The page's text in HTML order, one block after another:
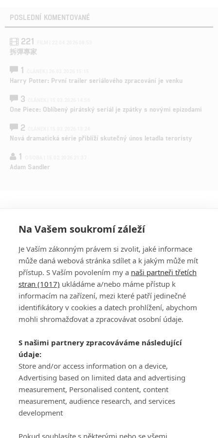
POSLEDNÍ KOMENTOVANÉ
221
拆彈專家
1
Harry Potter: První trailer seriálového zpracování je venku
3
One Piece: Oblíbený pirátský seriál je zpátky s novými epizodami
2
Nová dramatická série přiblíží skutečný únos letadla teroristy
1
Adam Sandler
PŘIHLÁSIT
REGISTROVAT
DISKUZE
Šéfredaktorkou webu jePetr Slavík, e-mailserialy@fandimefilmu.cz
Máte-li zájem o inzerci na našem webu napište nám na e-mail
studio@koncal.com
Ochrana osobních údajů|Zásady používání cookies|Pravidla webu
Upravit nastavení soukromí
Na Vašem soukromí záleží
Je Vaším zákonným právem si zvolit, jaké informace
může daná webová stránka sdílet a k jakým může mít
přístup. S Vaším povolením my a naši partneři třetích
stran (1017) ukládáme a/nebo máme přístup k
informacím na zařízení, mezi které patří jedinečné
identifikátory v cookies a datech prohlížení, abychom
mohli shromažďovat a zpracovávat osobní údaje.
S našimi partnery zpracováváme následující
údaje:
Store and/or access information on a device,
Advertising based on limited data and advertising
measurement, Personalised content, content
measurement, audience research, and services
development
Pokud souhlasíte s některými nebo se všemi,